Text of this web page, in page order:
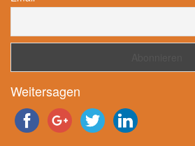
Weitersagen